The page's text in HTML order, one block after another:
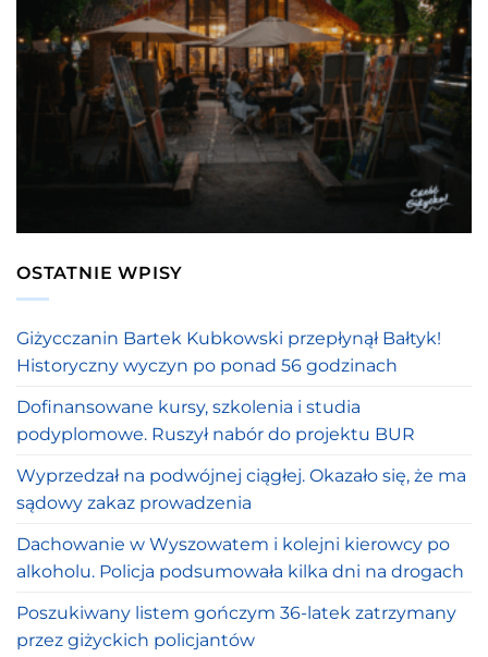
OSTATNIE WPISY
Giżycczanin Bartek Kubkowski przepłynął Bałtyk!
Historyczny wyczyn po ponad 56 godzinach
Dofinansowane kursy, szkolenia i studia
podyplomowe. Ruszył nabór do projektu BUR
Wyprzedzał na podwójnej ciągłej. Okazało się, że ma
sądowy zakaz prowadzenia
Dachowanie w Wyszowatem i kolejni kierowcy po
alkoholu. Policja podsumowała kilka dni na drogach
Poszukiwany listem gończym 36-latek zatrzymany
przez giżyckich policjantów